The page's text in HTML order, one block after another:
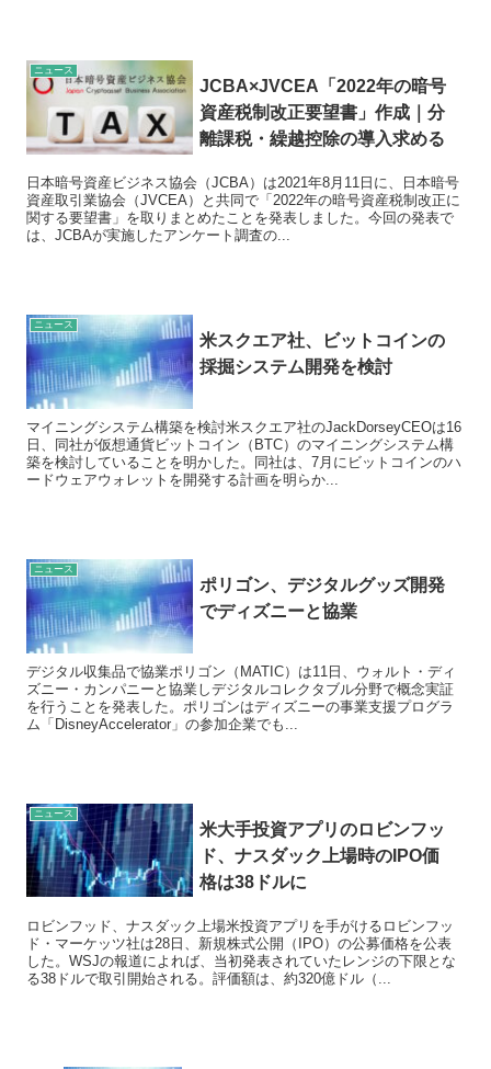
ニュース
JCBA×JVCEA「2022年の暗号
資産税制改正要望書」作成｜分
離課税・繰越控除の導入求める
日本暗号資産ビジネス協会（JCBA）は2021年8月11日に、日本暗号
資産取引業協会（JVCEA）と共同で「2022年の暗号資産税制改正に
関する要望書」を取りまとめたことを発表しました。今回の発表で
は、JCBAが実施したアンケート調査の...
ニュース
米スクエア社、ビットコインの
採掘システム開発を検討
マイニングシステム構築を検討米スクエア社のJackDorseyCEOは16
日、同社が仮想通貨ビットコイン（BTC）のマイニングシステム構
築を検討していることを明かした。同社は、7月にビットコインのハ
ードウェアウォレットを開発する計画を明らか...
ニュース
ポリゴン、デジタルグッズ開発
でディズニーと協業
デジタル収集品で協業ポリゴン（MATIC）は11日、ウォルト・ディ
ズニー・カンパニーと協業しデジタルコレクタブル分野で概念実証
を行うことを発表した。ポリゴンはディズニーの事業支援プログラ
ム「DisneyAccelerator」の参加企業でも...
ニュース
米大手投資アプリのロビンフッ
ド、ナスダック上場時のIPO価
格は38ドルに
ロビンフッド、ナスダック上場米投資アプリを手がけるロビンフッ
ド・マーケッツ社は28日、新規株式公開（IPO）の公募価格を公表
した。WSJの報道によれば、当初発表されていたレンジの下限とな
る38ドルで取引開始される。評価額は、約320億ドル（...